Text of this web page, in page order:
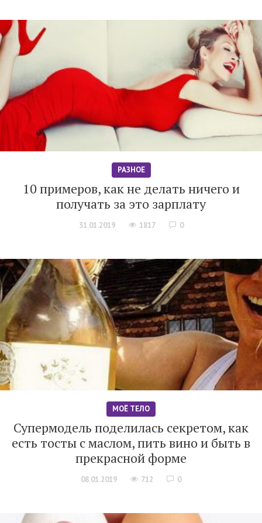
РАЗНОЕ
10 примеров, как не делать ничего и
получать за это зарплату
31.01.2019 1817 0
МОЁ ТЕЛО
Супермодель поделилась секретом, как
есть тосты с маслом, пить вино и быть в
прекрасной форме
08.01.2019 712 0